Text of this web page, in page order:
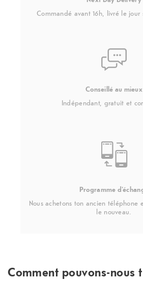
Commandé avant 16h, livré le jour
Conseillé au mieux
Indépendant, gratuit et
Programme
Nous achetons ton ancien téléphone
le nouveau.
Comment pouvons-nous